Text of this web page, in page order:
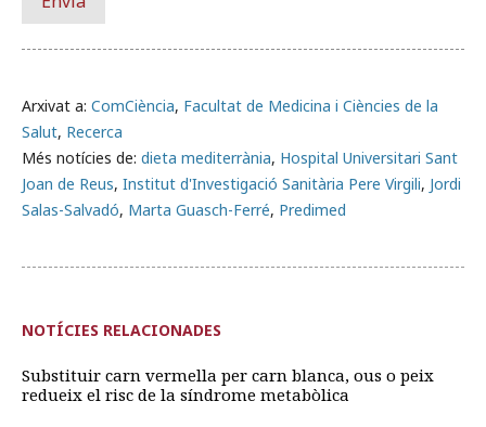
Arxivat a: ComCiència, Facultat de Medicina i Ciències de la
Salut, Recerca
Més notícies de: dieta mediterrània, Hospital Universitari Sant
Joan de Reus, Institut d'Investigació Sanitària Pere Virgili, Jordi
Salas-Salvadó, Marta Guasch-Ferré, Predimed
NOTÍCIES RELACIONADES
Substituir carn vermella per carn blanca, ous o peix
redueix el risc de la síndrome metabòlica